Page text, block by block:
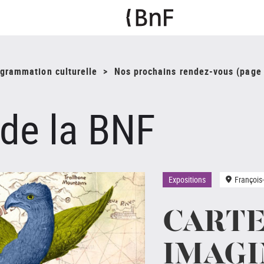
culturelle Nos prochains rendez-vous
la BNF
Expositions